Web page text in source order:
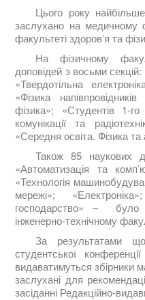
Цього року
заслухано на медичному
факультеті здоров’я та
На фізичному
доповідей з восьми
«Твердотільна
«Фізика
фізика»; «Студентів 1-
комунікації та
«Середня освіта. Фізика та
Також 85 наукових
«Автоматизація та
«Технологія
мережі»;
господарство» – було
інженерно-технічному
За результатами
студентської
видаватимуться збірники
заслухані для
засіданні Редакційно-